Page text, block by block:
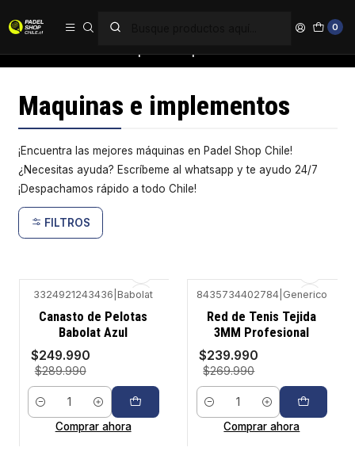
0
Maquinas e implementos
¡Encuentra las mejores máquinas en Padel Shop Chile!
¿Necesitas ayuda? Escríbeme al whatsapp y te ayudo 24/7
¡Despachamos rápido a todo Chile!
FILTROS
-14%
3324921243436 |Babolat
Canasto de Pelotas
Babolat Azul
$249.990
$289.990
Cantidad
Comprar ahora
-11%
8435734402784| Generico
Red de Tenis Tejida
3MM Profesional
$239.990
$269.990
Cantidad
Comprar ahora